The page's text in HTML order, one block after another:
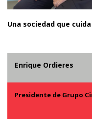
Una sociedad que
Enrique Ordieres
Presidente de Grupo